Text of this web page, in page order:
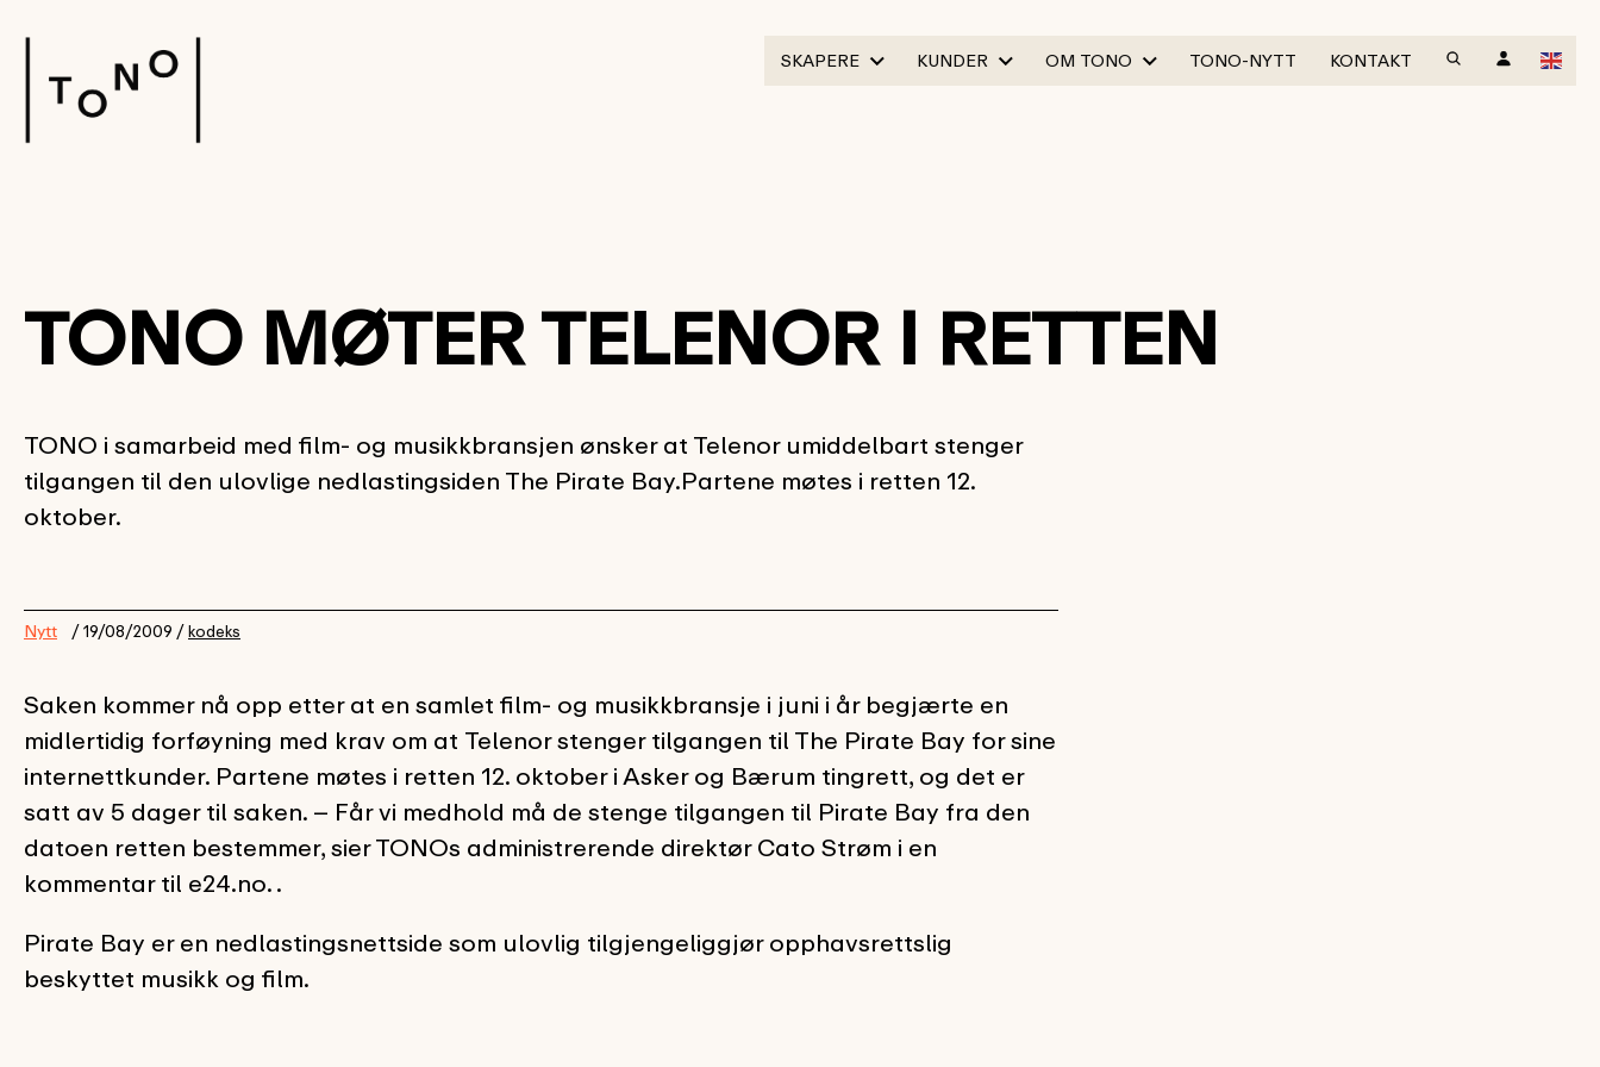
SKAPERE KUNDER OM TONO TONO-NYTT KONTAKT
TONO MØTER TELENOR I RETTEN
TONO i samarbeid med film- og musikkbransjen ønsker at Telenor umiddelbart stenger
tilgangen til den ulovlige nedlastingsiden The Pirate Bay.Partene møtes i retten 12.
oktober.
Nytt / 19/08/2009 /kodeks
Saken kommer nå opp etter at en samlet film- og musikkbransje i juni i år begjærte en
midlertidig forføyning med krav om at Telenor stenger tilgangen til The Pirate Bay for sine
internettkunder. Partene møtes i retten 12. oktober i Asker og Bærum tingrett, og det er
satt av 5 dager til saken. – Får vi medhold må de stenge tilgangen til Pirate Bay fra den
datoen retten bestemmer, sier TONOs administrerende direktør Cato Strøm i en
kommentar til e24.no. .
Pirate Bay er en nedlastingsnettside som ulovlig tilgjengeliggjør opphavsrettslig
beskyttet musikk og film.